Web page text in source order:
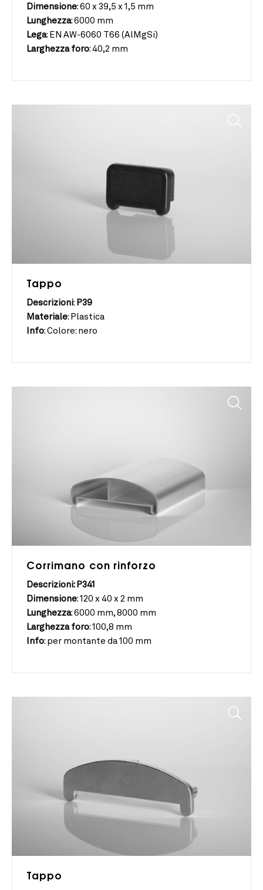
Dimensione: 60 x 39,5 x 1,5 mm
Lunghezza: 6000 mm
Lega: EN AW-6060 T66 (AlMgSi)
Larghezza foro: 40,2 mm
Tappo
Descrizioni: P39
Materiale: Plastica
Info: Colore: nero
Corrimano con rinforzo
Descrizioni: P341
Dimensione: 120 x 40 x 2 mm
Lunghezza: 6000 mm, 8000 mm
Larghezza foro: 100,8 mm
Info: per montante da 100 mm
Tappo